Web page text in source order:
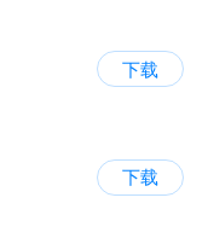
下载
下载